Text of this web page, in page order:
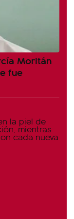
Moritán
fue